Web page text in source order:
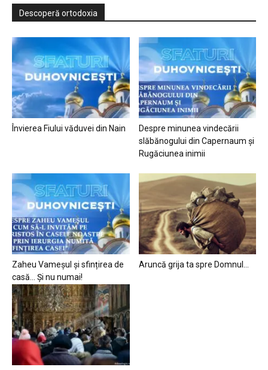
Descoperă ortodoxia
Învierea Fiului văduvei din Nain
Despre minunea vindecării
slăbănogului din Capernaum și
Rugăciunea inimii
Zaheu Vameșul și sfințirea de
casă… Și nu numai!
Aruncă grija ta spre Domnul…